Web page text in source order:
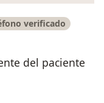
verificado
del paciente